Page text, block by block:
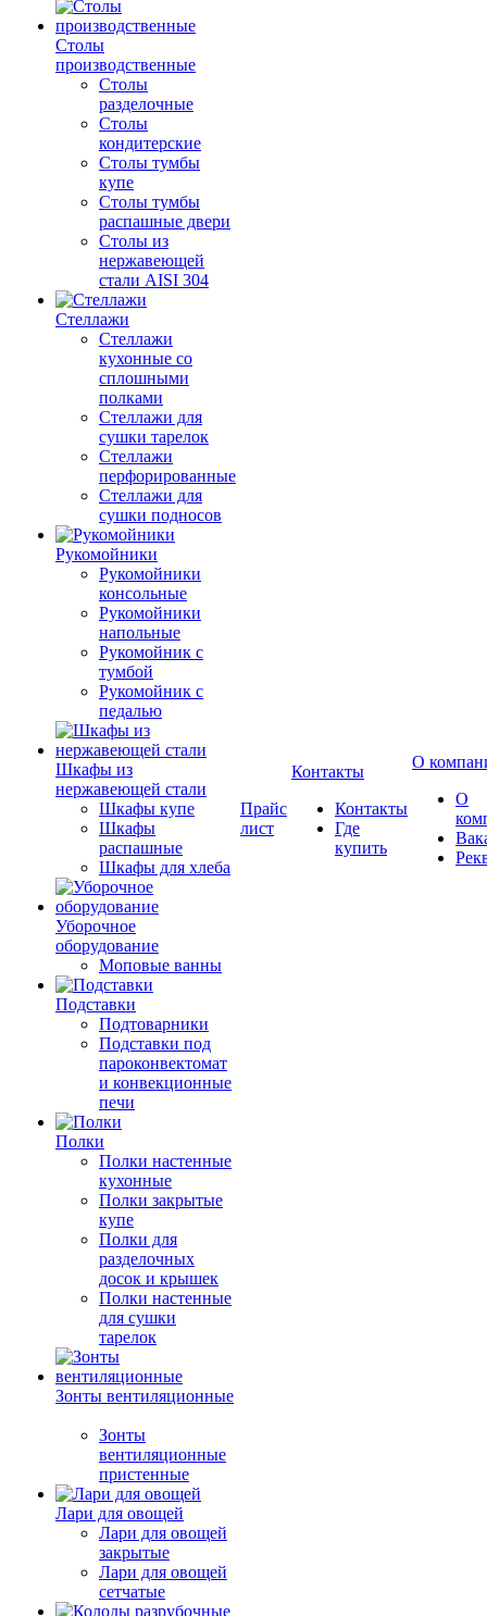
Столы
производственные
Столы
разделочные
Столы
кондитерские
Столы тумбы
купе
Столы тумбы
распашные двери
Столы из
нержавеющей
стали AISI 304
Стеллажи
Стеллажи
кухонные со
сплошными
полками
Стеллажи для
сушки тарелок
Стеллажи
перфорированные
Стеллажи для
сушки подносов
Рукомойники
Рукомойники
консольные
Рукомойники
напольные
Рукомойник с
тумбой
Рукомойник с
педалью
Шкафы из
нержавеющей стали
Шкафы купе
Шкафы
распашные
Шкафы для хлеба
Уборочное
оборудование
Моповые ванны
Подставки
Подтоварники
Подставки под
пароконвектомат
и конвекционные
печи
Полки
Полки настенные
кухонные
Полки закрытые
купе
Полки для
разделочных
досок и крышек
Полки настенные
для сушки
тарелок
Зонты вентиляционные
Зонты
вентиляционные
пристенные
Лари для овощей
Лари для овощей
закрытые
Лари для овощей
сетчатые
Прайс
лист
Контакты
Контакты
Где
купить
О
О